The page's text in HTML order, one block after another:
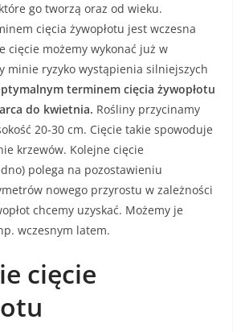
go tworzą oraz od wieku.
cięcia żywopłotu jest wczesna
cięcie możemy wykonać już w
minie ryzyko wystąpienia silniejszych
terminem cięcia żywopłotu
do kwietnia. Rośliny przycinamy
20-30 cm. Cięcie takie spowoduje
krzewów. Kolejne cięcie
polega na pozostawieniu
nowego przyrostu w zależności
chcemy uzyskać. Możemy je
wczesnym latem.
cięcie